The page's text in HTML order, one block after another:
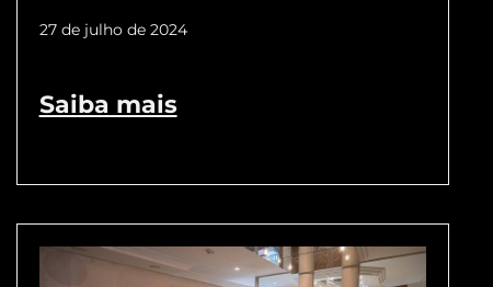
27 de julho de 2024
Saiba mais